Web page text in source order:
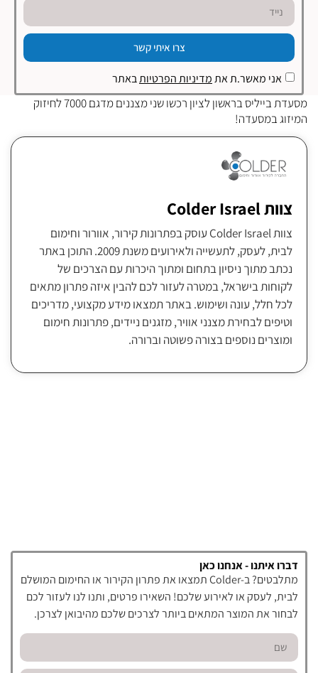
אני מאשר.ת אתמדיניות הפרטיותבאתר
צרו איתי קשר
מסעדת בייליס בראשון לציון רכשו שני מצננים מדגם 7000 לחיזוק
המיזוג במסעדה!
צוות Colder Israel
צוות Colder Israel עוסק בפתרונות קירור, אוורור וחימום
לבית, לעסק, לתעשייה ולאירועים משנת 2009. התוכן באתר
נכתב מתוך ניסיון בתחום ומתוך היכרות עם הצרכים של
לקוחות בישראל, במטרה לעזור לכם להבין איזה פתרון מתאים
לכל חלל, עונה ושימוש. באתר תמצאו מידע מקצועי, מדריכים
וטיפים לבחירת מצנני אוויר, מזגנים ניידים, פתרונות חימום
ומוצרים נוספים בצורה פשוטה וברורה.
דברו איתנו - אנחנו כאן
מתלבטים? ב-Colder תמצאו את פתרון הקירור או החימום המושלם
לבית, לעסק או לאירוע שלכם! השאירו פרטים, ותנו לנו לעזור לכם
לבחור את המוצר המתאים ביותר לצרכים שלכם מהיבואן לצרכן.